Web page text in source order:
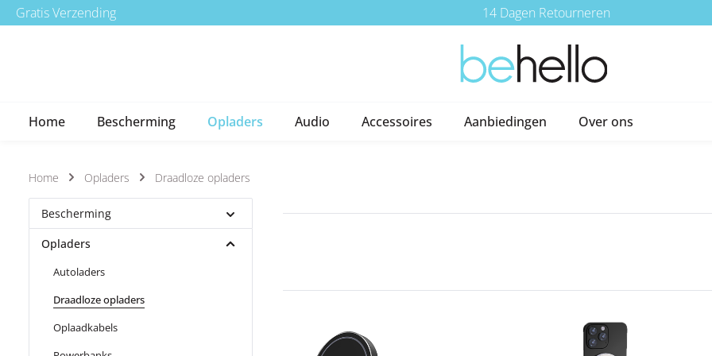
naar de hoofdinhoud
Ga naar de hoofdnavigatie
Gratis Verzending 14 Dagen Retourneren
Home Bescherming Opladers Audio Accessoires Aanbiedingen Over ons
Home Opladers Draadloze opladers
Bescherming
Opladers
Autoladers
Draadloze opladers
Oplaadkabels